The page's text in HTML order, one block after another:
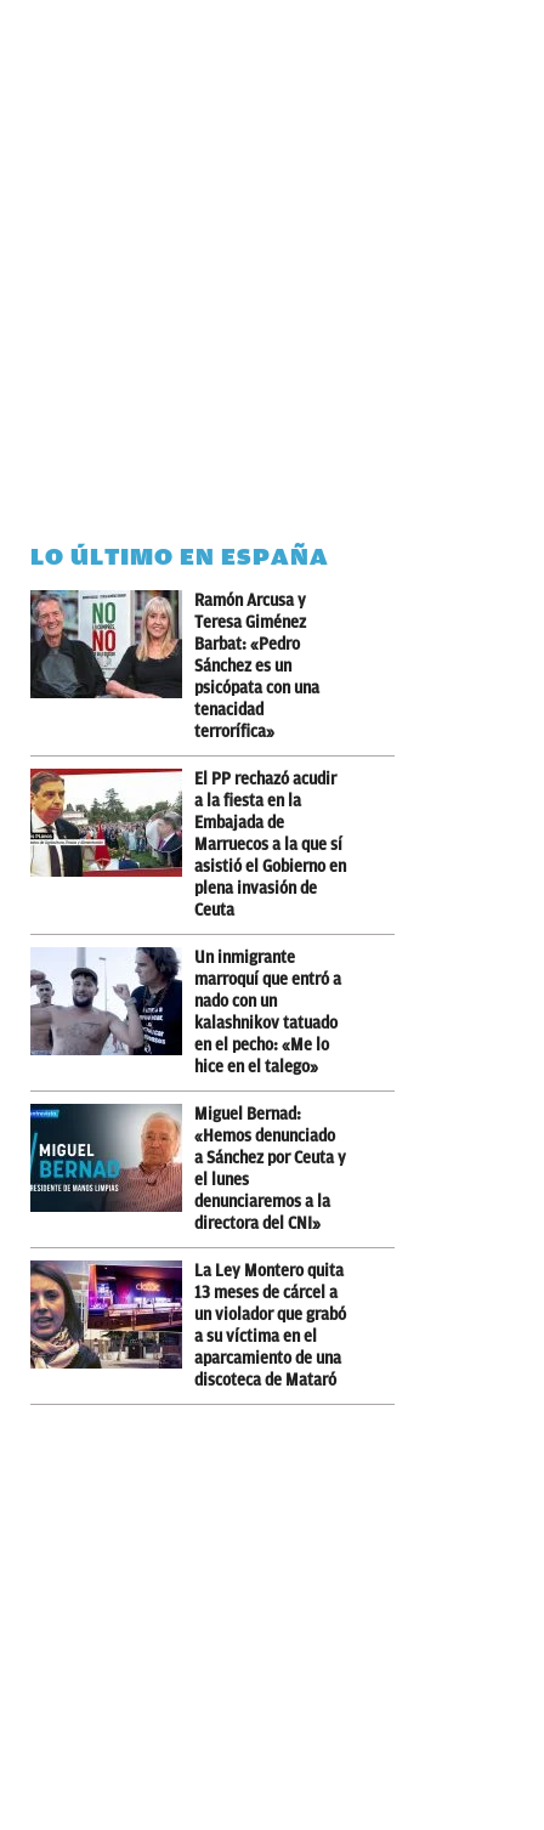
LO ÚLTIMO EN ESPAÑA
Ramón Arcusa y
Teresa Giménez
Barbat: «Pedro
Sánchez es un
psicópata con una
tenacidad
terrorífica»
El PP rechazó acudir
a la fiesta en la
Embajada de
Marruecos a la que sí
asistió el Gobierno en
plena invasión de
Ceuta
Un inmigrante
marroquí que entró a
nado con un
kalashnikov tatuado
en el pecho: «Me lo
hice en el talego»
Miguel Bernad:
«Hemos denunciado
a Sánchez por Ceuta y
el lunes
denunciaremos a la
directora del CNI»
La Ley Montero quita
13 meses de cárcel a
un violador que grabó
a su víctima en el
aparcamiento de una
discoteca de Mataró